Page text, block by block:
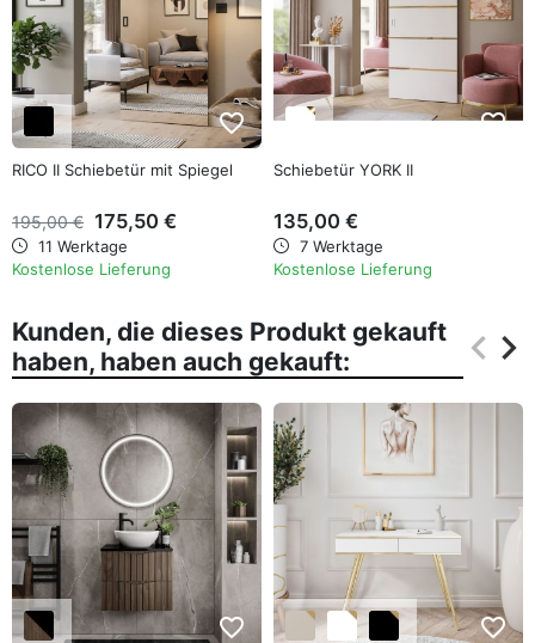
favorite_border
RICO II Schiebetür mit Spiegel
195,00 € 175,50 €
11 Werktage
Kostenlose Lieferung
favorite_border
Schiebetür YORK II
135,00 €
7 Werktage
Kostenlose Lieferung
Kunden, die dieses Produkt gekauft
haben, haben auch gekauft:
keyboard_arrow_left
keyboard_arrow_right
favorite_border favorite_border